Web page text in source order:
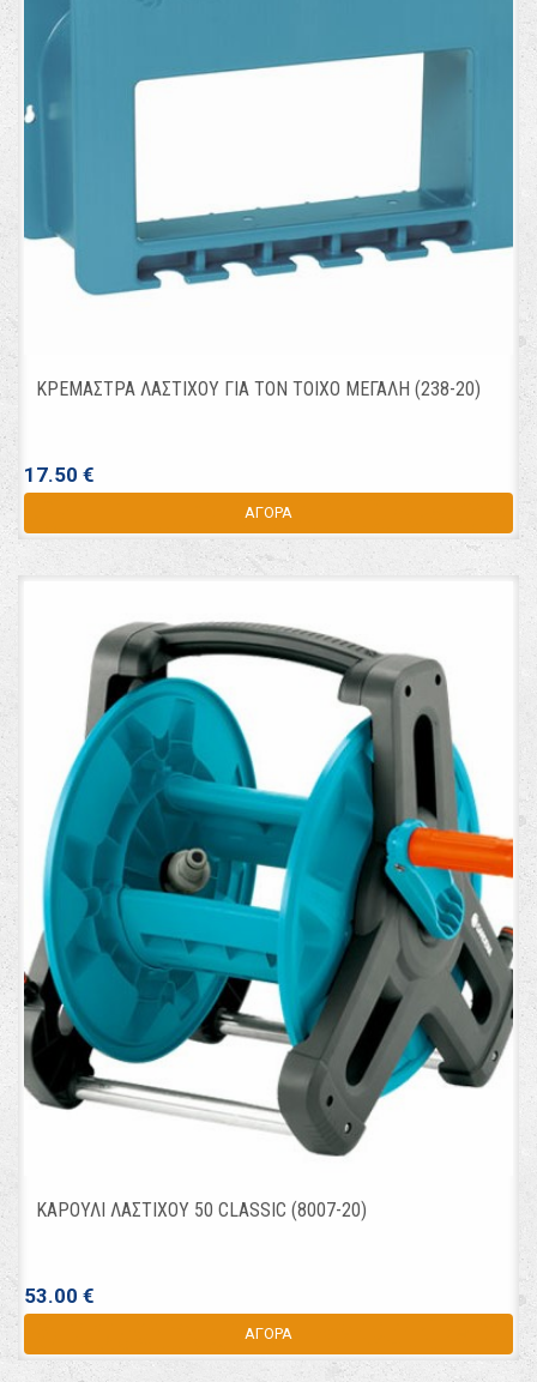
ΚΡΕΜΑΣΤΡΑ ΛΑΣΤΙΧΟΥ ΓΙΑ ΤΟΝ ΤΟΙΧΟ ΜΕΓΑΛΗ (238-20)
17.50 €
ΑΓΟΡΑ
ΚΑΡΟΥΛΙ ΛΑΣΤΙΧΟΥ 50 CLASSIC (8007-20)
53.00 €
ΑΓΟΡΑ